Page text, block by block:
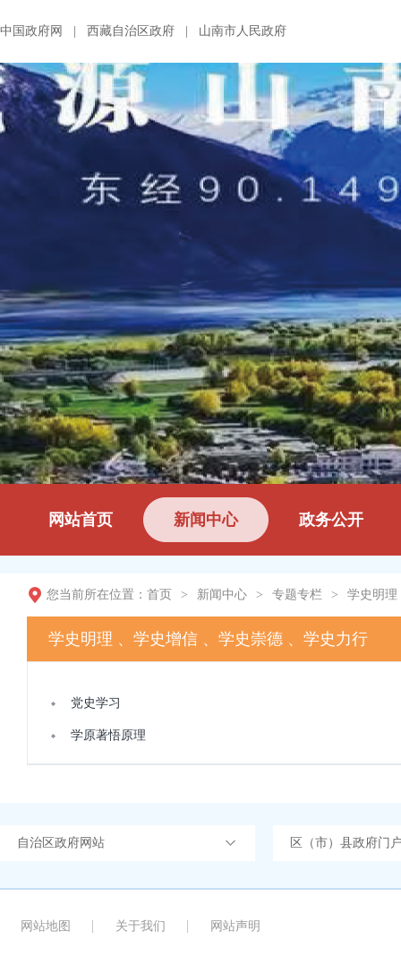
中国政府网 西藏自治区政府 山南市人民政府
网站首页 新闻中心 政务公开
您当前所在位置： 首页 > 新闻中心 > 专题专栏 > 学史明理
学史明理 、学史增信 、学史崇德 、学史力行
党史学习
学原著悟原理
自治区政府网站 区（市）县政府门
网站地图 关于我们 网站声明